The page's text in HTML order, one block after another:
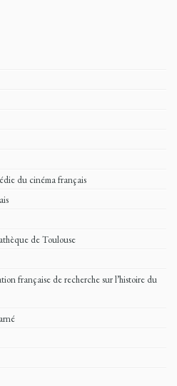
du cinéma français
de Toulouse
française de recherche sur l’histoire du